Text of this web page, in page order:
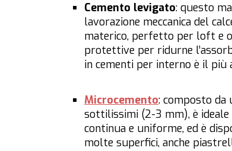
Cemento levigato: questo
lavorazione meccanica del
materico, perfetto per loft e
protettive per ridurne
in cementi per interno è il più
Microcemento: composto da
sottilissimi (2-3 mm), è
continua e uniforme, ed è
molte superfici, anche